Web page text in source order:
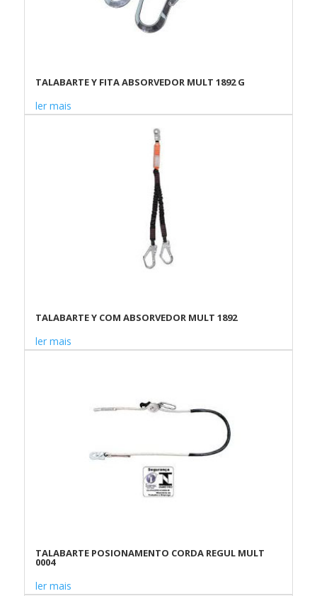
TALABARTE Y FITA ABSORVEDOR MULT 1892 G
ler mais
TALABARTE Y COM ABSORVEDOR MULT 1892
ler mais
TALABARTE POSIONAMENTO CORDA REGUL MULT
0004
ler mais